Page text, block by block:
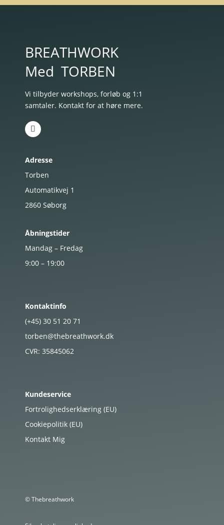
BREATHWORK
Med TORBEN
Vi tilbyder workshops, forløb og 1:1
samtaler. Kontakt for at høre mere.
Adresse
Torben
Automatikvej 1
2860 Søborg
Åbningstider
Mandag – Fredag
9:00 – 19:00
Kontaktinfo
(+45) 30 51 20 71
torben@thebreathwork.dk
CVR: 35845062
Kundeservice
Fortrolighedserklæring (EU)
Cookiepolitik (EU)
Kontakt Mig
© Thebreathwork